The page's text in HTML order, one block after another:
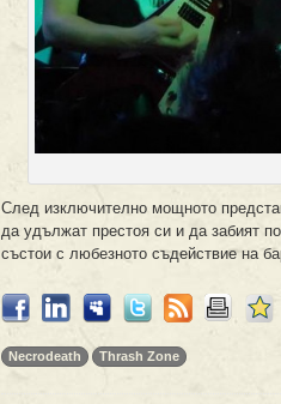
След изключително мощното
да удължат престоя си и да забият
състои с любезното съдействие на
Necrodeath Thrash Zone